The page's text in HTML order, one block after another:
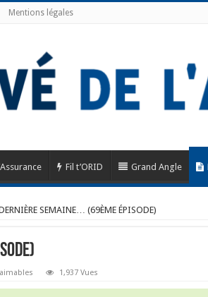
Mentions légales
Fil t’ORID Grand Angle
SEMAINE… (69ÈME ÉPISODE)
1,937 Vues